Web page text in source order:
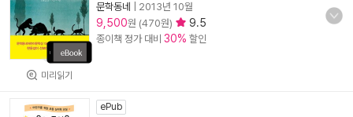
미리읽기
문학동네
2013년 10월
9,500원 (470원) 9.5
종이책 정가 대비 30% 할인
ePub